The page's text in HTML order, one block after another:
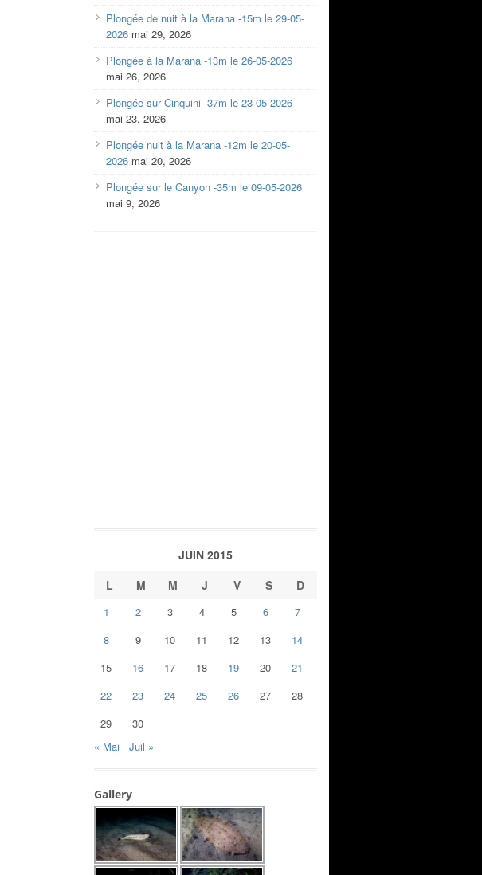
Plongée de nuit à la Marana -15m le 29-05-
2026 mai 29, 2026
Plongée à la Marana -13m le 26-05-2026
mai 26, 2026
Plongée sur Cinquini -37m le 23-05-2026
mai 23, 2026
Plongée nuit à la Marana -12m le 20-05-
2026 mai 20, 2026
Plongée sur le Canyon -35m le 09-05-2026
mai 9, 2026
JUIN 2015
L
M M J V S D
1 2 3 4 5 6
7
8
9 10 11 12 13
14
15
16 17 18 19 20
21
22
23 24 25 26 27
28
29
30
« Mai
Juil »
Gallery